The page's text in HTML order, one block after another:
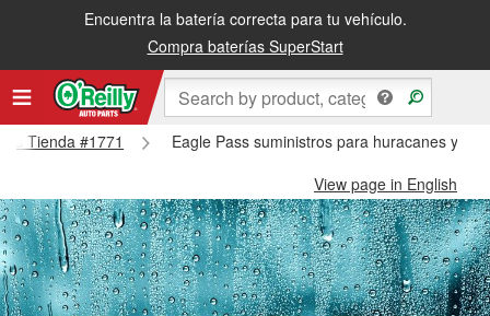
Encuentra la batería correcta para tu vehículo.
Compra baterías SuperStart
Tienda #1771
Eagle Pass suministros para huracanes y
View page in English